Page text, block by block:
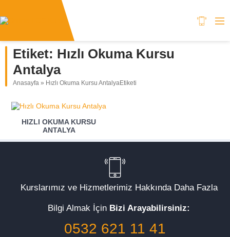
Etiket: Hızlı Okuma Kursu
Antalya
Anasayfa » Hızlı Okuma Kursu AntalyaEtiketi
HIZLI OKUMA KURSU
ANTALYA
Kurslarımız ve Hizmetlerimiz Hakkında Daha Fazla
Bilgi Almak İçin Bizi Arayabilirsiniz:
0532 621 11 41